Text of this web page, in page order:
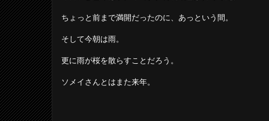
ちょっと前まで満開だったのに、あっという間。
そして今朝は雨。
更に雨が桜を散らすことだろう。
ソメイさんとはまた来年。